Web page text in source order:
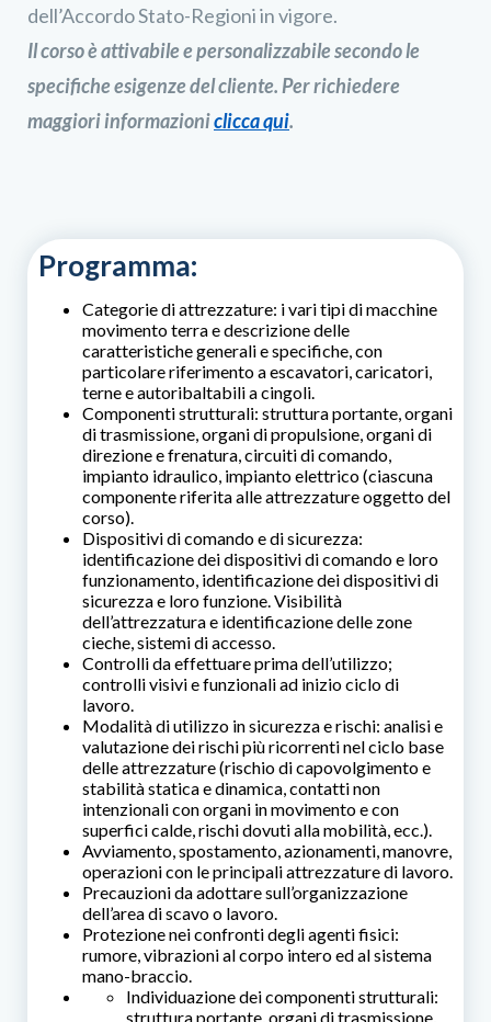
dell’Accordo Stato-Regioni in vigore.
Il corso è attivabile e personalizzabile secondo le
specifiche esigenze del cliente. Per richiedere
maggiori informazioniclicca qui.
Programma:
Categorie di attrezzature: i vari tipi di macchine
movimento terra e descrizione delle
caratteristiche generali e specifiche, con
particolare riferimento a escavatori, caricatori,
terne e autoribaltabili a cingoli.
Componenti strutturali: struttura portante, organi
di trasmissione, organi di propulsione, organi di
direzione e frenatura, circuiti di comando,
impianto idraulico, impianto elettrico (ciascuna
componente riferita alle attrezzature oggetto del
corso).
Dispositivi di comando e di sicurezza:
identificazione dei dispositivi di comando e loro
funzionamento, identificazione dei dispositivi di
sicurezza e loro funzione. Visibilità
dell’attrezzatura e identificazione delle zone
cieche, sistemi di accesso.
Controlli da effettuare prima dell’utilizzo;
controlli visivi e funzionali ad inizio ciclo di
lavoro.
Modalità di utilizzo in sicurezza e rischi: analisi e
valutazione dei rischi più ricorrenti nel ciclo base
delle attrezzature (rischio di capovolgimento e
stabilità statica e dinamica, contatti non
intenzionali con organi in movimento e con
superfici calde, rischi dovuti alla mobilità, ecc.).
Avviamento, spostamento, azionamenti, manovre,
operazioni con le principali attrezzature di lavoro.
Precauzioni da adottare sull’organizzazione
dell’area di scavo o lavoro.
Protezione nei confronti degli agenti fisici:
rumore, vibrazioni al corpo intero ed al sistema
mano-braccio.
Individuazione dei componenti strutturali:
struttura portante, organi di trasmissione,